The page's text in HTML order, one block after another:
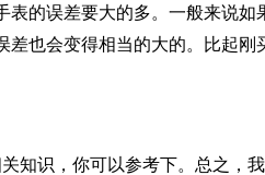
的误差要大的多。一般来说
也会变得相当的大的。比起
知识，你可以参考下。总之，